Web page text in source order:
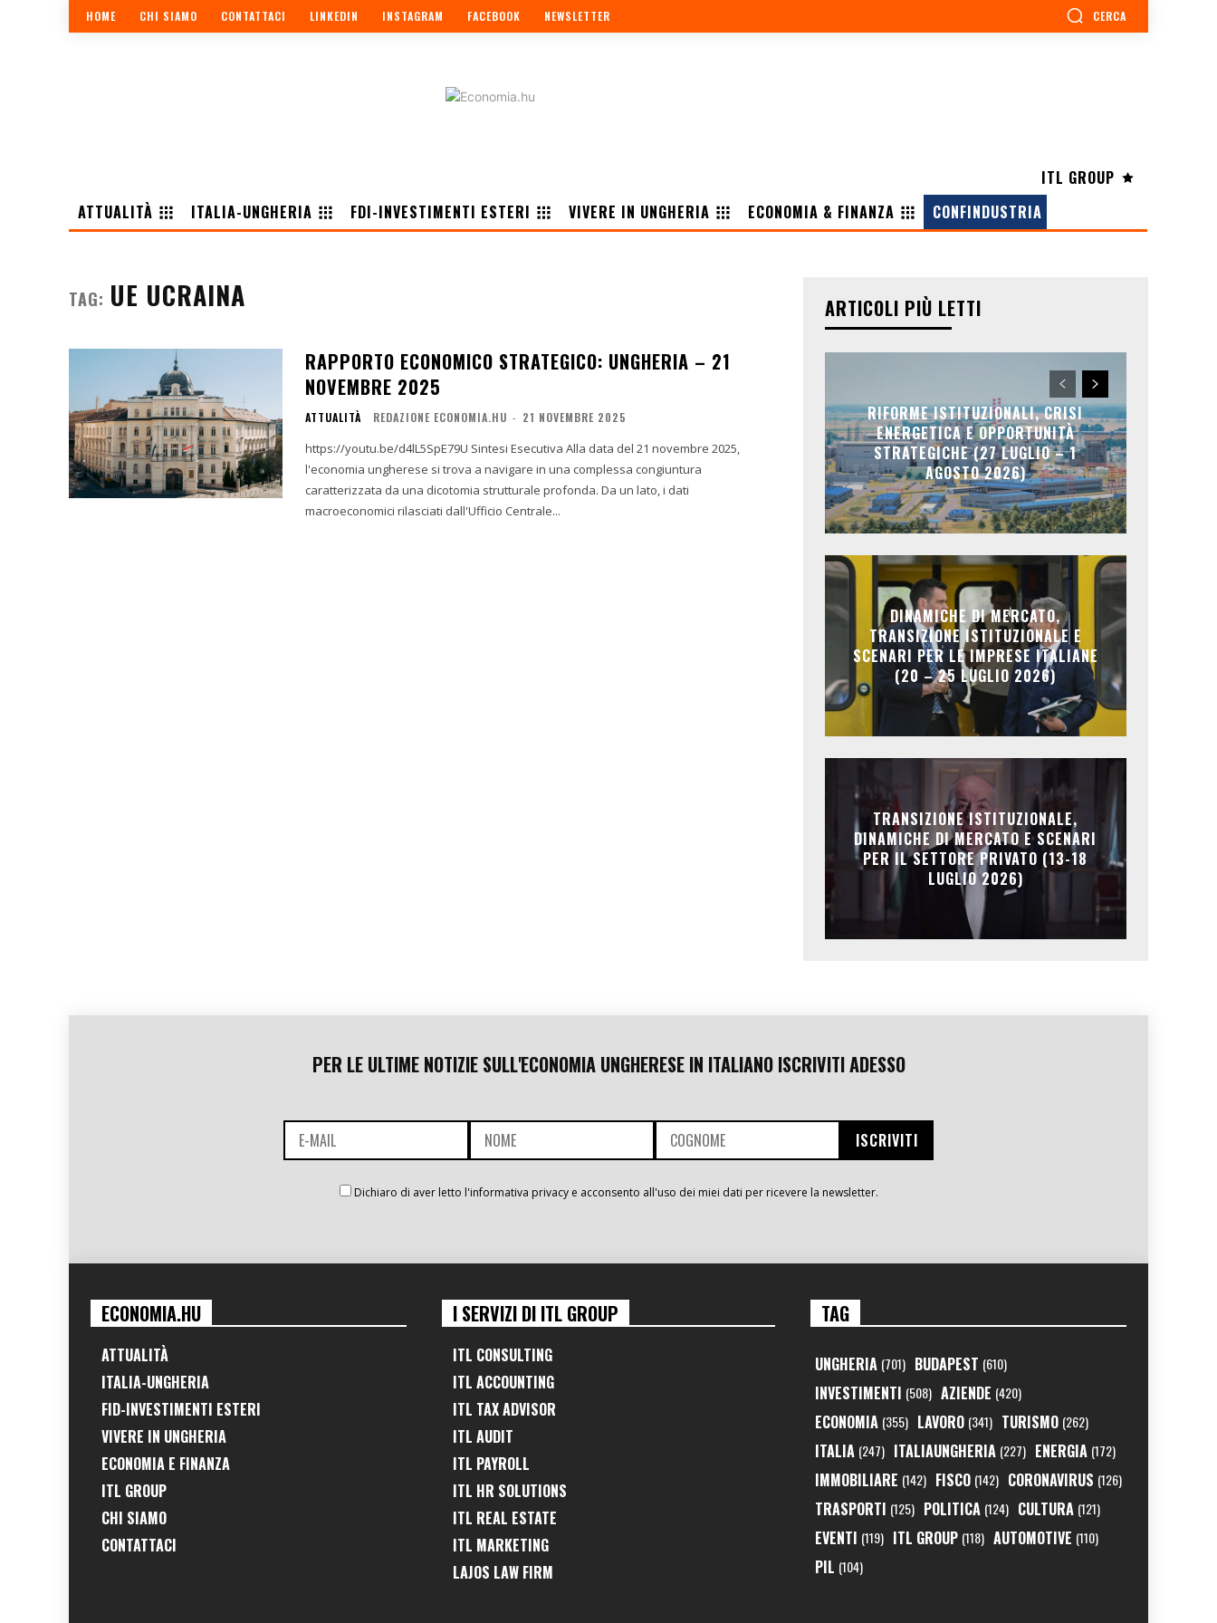
HOME CHI SIAMO CONTATTACI LINKEDIN INSTAGRAM FACEBOOK NEWSLETTER CERCA
ITL GROUP
ATTUALITÀ
ITALIA-UNGHERIA FDI-INVESTIMENTI ESTERI VIVERE IN UNGHERIA ECONOMIA & FINANZA CONFINDUSTRIA
TAG: UE UCRAINA
RAPPORTO ECONOMICO STRATEGICO: UNGHERIA – 21
NOVEMBRE 2025
ATTUALITÀ REDAZIONE ECONOMIA.HU - 21 NOVEMBRE 2025
https://youtu.be/d4lL5SpE79U Sintesi Esecutiva Alla data del 21 novembre 2025,
l'economia ungherese si trova a navigare in una complessa congiuntura
caratterizzata da una dicotomia strutturale profonda. Da un lato, i dati
macroeconomici rilasciati dall'Ufficio Centrale...
ARTICOLI PIÙ LETTI
RIFORME ISTITUZIONALI, CRISI
ENERGETICA E OPPORTUNITÀ
STRATEGICHE (27 LUGLIO – 1
AGOSTO 2026)
DINAMICHE DI MERCATO,
TRANSIZIONE ISTITUZIONALE E
SCENARI PER LE IMPRESE ITALIANE
(20 – 25 LUGLIO 2026)
TRANSIZIONE ISTITUZIONALE,
DINAMICHE DI MERCATO E SCENARI
PER IL SETTORE PRIVATO (13-18
LUGLIO 2026)
PER LE ULTIME NOTIZIE SULL'ECONOMIA UNGHERESE IN ITALIANO ISCRIVITI ADESSO
Dichiaro di aver letto l'informativa privacy e acconsento all'uso dei miei dati per ricevere la newsletter.
ECONOMIA.HU
ATTUALITÀ
ITALIA-UNGHERIA
FID-INVESTIMENTI ESTERI
VIVERE IN UNGHERIA
ECONOMIA E FINANZA
ITL GROUP
CHI SIAMO
CONTATTACI
I SERVIZI DI ITL GROUP
ITL CONSULTING
ITL ACCOUNTING
ITL TAX ADVISOR
ITL AUDIT
ITL PAYROLL
ITL HR SOLUTIONS
ITL REAL ESTATE
ITL MARKETING
LAJOS LAW FIRM
TAG
UNGHERIA (701) BUDAPEST (610)
INVESTIMENTI (508) AZIENDE (420)
ECONOMIA (355) LAVORO (341) TURISMO (262)
ITALIA (247) ITALIAUNGHERIA (227) ENERGIA (172)
IMMOBILIARE (142) FISCO (142) CORONAVIRUS (126)
TRASPORTI (125) POLITICA (124) CULTURA (121)
EVENTI (119) ITL GROUP (118) AUTOMOTIVE (110)
PIL (104)